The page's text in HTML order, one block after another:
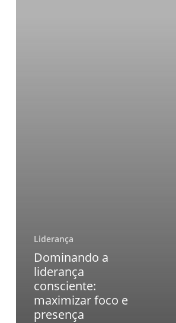
Liderança
Dominando a
liderança
consciente:
maximizar foco e
presença